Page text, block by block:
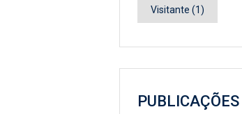
Visitante (1)
PUBLICAÇÕES